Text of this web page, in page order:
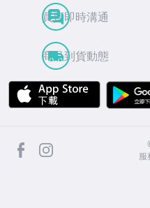
買賣即時溝通
商品到貨動態
APP
facebook
服